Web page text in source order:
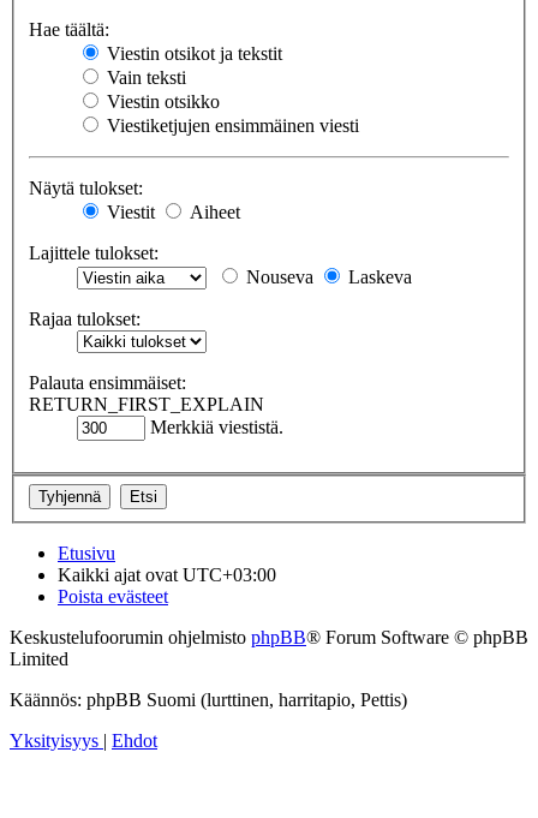
Hae täältä:
Viestin otsikot ja tekstit
Vain teksti
Viestin otsikko
Viestiketjujen ensimmäinen viesti
Näytä tulokset:
Viestit
Aiheet
Lajittele tulokset:
Nouseva
Laskeva
Rajaa tulokset:
Palauta ensimmäiset:
RETURN_FIRST_EXPLAIN
Merkkiä viestistä.
Etusivu
Kaikki ajat ovat UTC+03:00
Poista evästeet
Keskustelufoorumin ohjelmisto phpBB® Forum Software © phpBB
Limited
Käännös: phpBB Suomi (lurttinen, harritapio, Pettis)
Yksityisyys | Ehdot